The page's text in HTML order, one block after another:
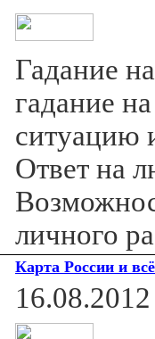
Гадание
гадание
ситуацию
Ответ на
личного
Карта России и
16.08.2012